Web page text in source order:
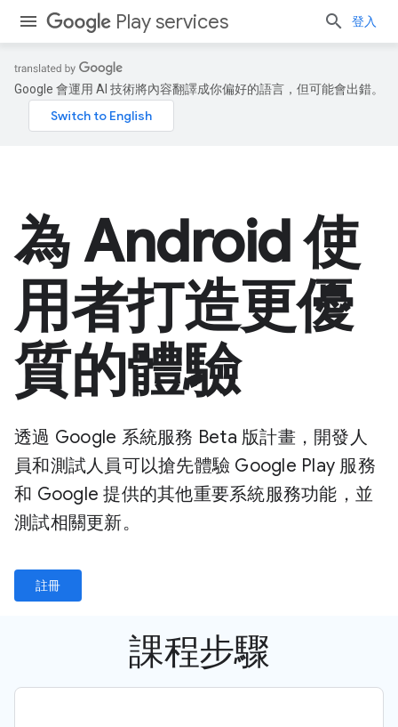
Play services 登入
Google 會運用 AI 技術將內容翻譯成你偏好的語言，但可能會出錯。
為 Android 使
用者打造更優
質的體驗
透過 Google 系統服務 Beta 版計畫，開發人
員和測試人員可以搶先體驗 Google Play 服務
和 Google 提供的其他重要系統服務功能，並
測試相關更新。
註冊
課程步驟